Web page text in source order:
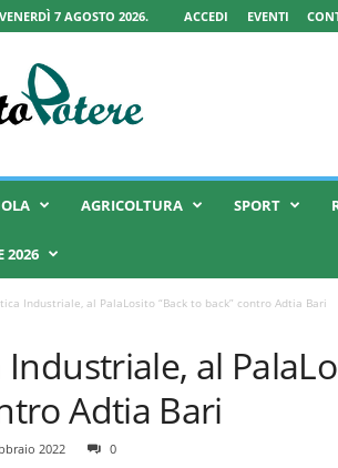
VENERDÌ 7 AGOSTO 2026. ACCEDI EVENTI
AGRICOLTURA SPORT
2026
Industriale, al PalaLosito “Back to back” contro Adtia Bari
al
Adtia Bari
2022 0